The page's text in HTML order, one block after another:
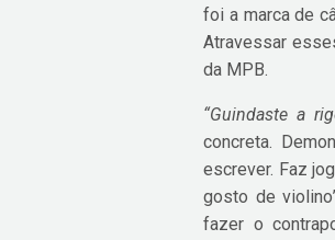
foi a marca de
Atravessar
da MPB.
“Guindaste a
concreta.
escrever. Faz
gosto de
fazer o